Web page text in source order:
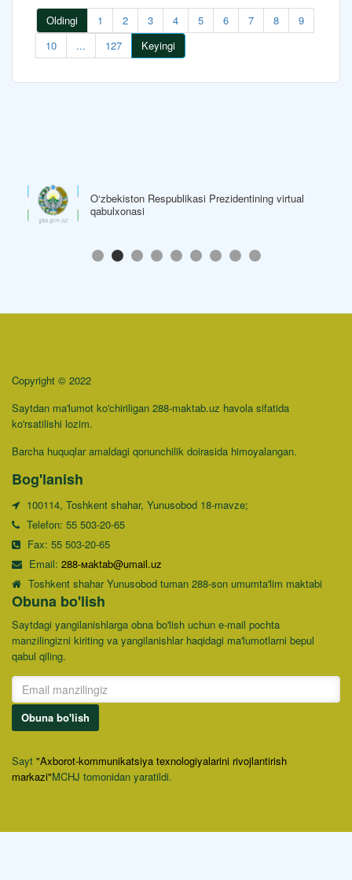
Oldingi 1 2 3 4 5 6 7 8
9
10
... 127 Keyingi
O‘zbekiston Respublikasi Prezidentining virtual
qabulxonasi
Copyright © 2022
Saytdan ma'lumot ko'chiriligan 288-maktab.uz havola sifatida
ko'rsatilishi lozim.
Barcha huquqlar amaldagi qonunchilik doirasida himoyalangan.
Bog'lanish
100114, Toshkent shahar, Yunusobod 18-mavze;
Telefon: 55 503-20-65
Fax: 55 503-20-65
Email:288-маktab@umail.uz
Toshkent shahar Yunusobod tuman 288-son umumta'lim maktabi
Obuna bo'lish
Saytdagi yangilanishlarga obna bo'lish uchun e-mail pochta
manzilingizni kiriting va yangilanishlar haqidagi ma'lumotlarni bepul
qabul qiling.
Obuna bo'lish
Sayt "Axborot-kommunikatsiya texnologiyalarini rivojlantirish
markazi"MCHJ tomonidan yaratildi.